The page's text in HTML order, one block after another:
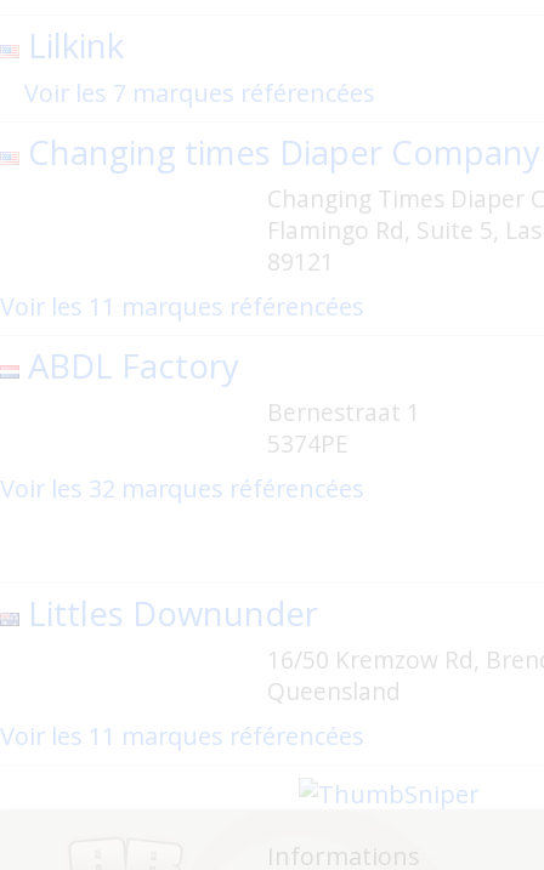
Lilkink
Voir les 7 marques référencées
Changing times Diaper Company
Changing Times Diaper
Flamingo Rd, Suite 5,
89121
Voir les 11 marques référencées
ABDL Factory
Bernestraat 1
5374PE
Voir les 32 marques référencées
Littles Downunder
16/50 Kremzow Rd,
Queensland
Voir les 11 marques référencées
Informations